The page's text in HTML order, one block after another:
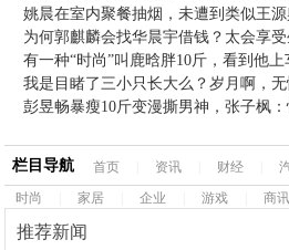
姚晨在室内聚餐抽烟，未遭到类似王
为何郭麒麟会找华晨宇借钱？太会享
有一种“时尚”叫鹿晗胖10斤，看到他
我是目睹了三小只长大么？岁月啊，
彭昱畅暴瘦10斤变漫撕男神，张子枫：
栏目导航 首页 资讯 财经
时尚
家居 企业 游戏 商讯
推荐新闻